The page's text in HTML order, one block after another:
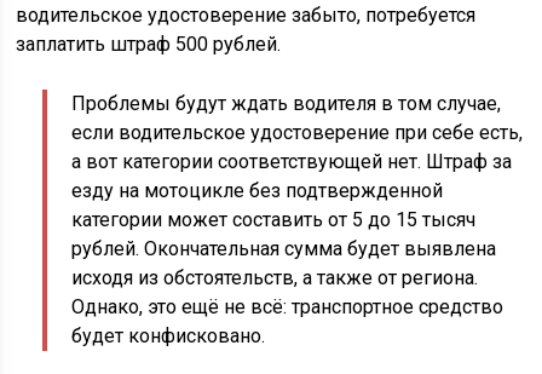
водительское удостоверение забыто, потребуется
заплатить штраф 500 рублей.
Проблемы будут ждать водителя в том случае,
если водительское удостоверение при себе есть,
а вот категории соответствующей нет. Штраф за
езду на мотоцикле без подтвержденной
категории может составить от 5 до 15 тысяч
рублей. Окончательная сумма будет выявлена
исходя из обстоятельств, а также от региона.
Однако, это ещё не всё: транспортное средство
будет конфисковано.